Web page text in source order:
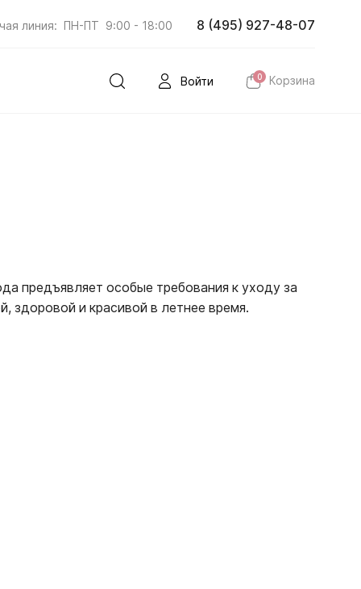
линия: ПН-ПТ 9:00 - 18:00 8 (495) 927-48-07
Войти 0 Корзина
предъявляет особые требования к уходу за
здоровой и красивой в летнее время.